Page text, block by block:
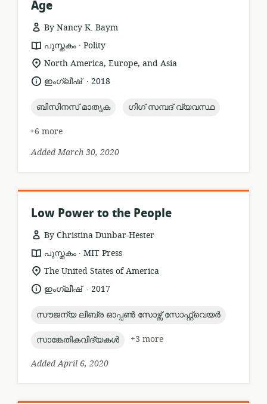
Age
By Nancy K. Baym
resource
format:
പുസ്തകം .
publisher:
Polity
location
relevance:
North America, Europe, and Asia
language:
ഇംഗ്ലീഷ് .
date2018
topic:
ബിസിനസ് മാതൃക topic:
ഗിഗ് സമ്പദ് വ്യവസ്ഥ
+6 more
Added March 30, 2020
Low Power to the People
By Christina Dunbar-Hester
resource
format:
പുസ്തകം .
publisher:
MIT Press
location
relevance:
The United States of America
language:
ഇംഗ്ലീഷ് .
date2017
topic:
സൗജന്യ ലിബ്ര ഓപ്പൺ സോഴ്സ് സോഫ്റ്റ്വെയർ
topic:
സാങ്കേതികവിദ്യകൾ
+3 more
Added April 6, 2020